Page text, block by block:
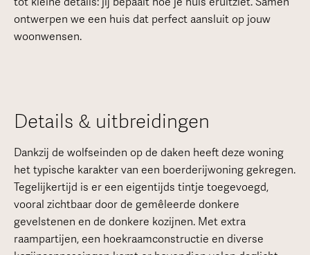
ontwerpen we een huis dat perfect aansluit op jouw
woonwensen.
Details & uitbreidingen
Dankzij de wolfseinden op de daken heeft deze woning
het typische karakter van een boerderijwoning gekregen.
Tegelijkertijd is er een eigentijds tintje toegevoegd,
vooral zichtbaar door de gemêleerde donkere
gevelstenen en de donkere kozijnen. Met extra
raampartijen, een hoekraamconstructie en diverse